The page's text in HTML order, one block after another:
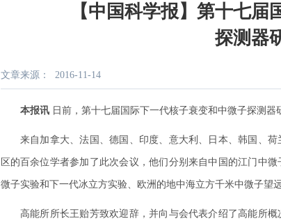
【中国科学报】第十七
探测器
文章来源： 2016-11-14
本报讯日前，第十七届国际下一代核子衰变和中微子探测器
来自加拿大、法国、德国、印度、意大利、日本、韩国、荷
区的百余位学者参加了此次会议，他们分别来自中国的江门中
微子实验和下一代冰立方实验、欧洲的地中海立方千米中微子望
高能所所长王贻芳致欢迎辞，并向与会代表介绍了高能所概